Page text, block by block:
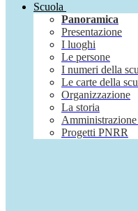
Scuola
Panoramica
Presentazione
I luoghi
Le persone
I numeri della
Le carte della
Organizzazione
La storia
Progetti PNRR